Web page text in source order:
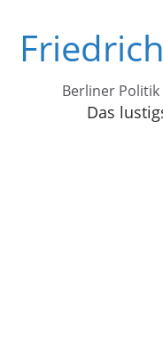
Inhalt
springen
Berliner
Das